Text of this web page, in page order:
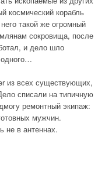
космический корабль
такой же огромный
сокровища, после
и дело шло
из всех существующих,
списали на типичную
ремонтный экипаж:
мужчин.
не в антеннах.